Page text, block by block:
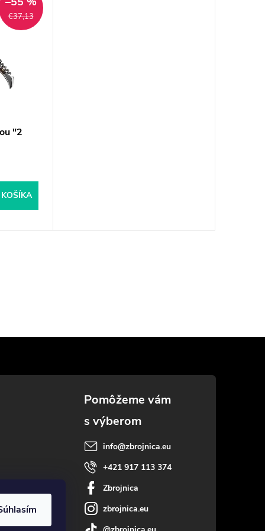
€37,13
"2
info@zbrojnica.eu
+421 917 113 374
Zbrojnica
zbrojnica.eu